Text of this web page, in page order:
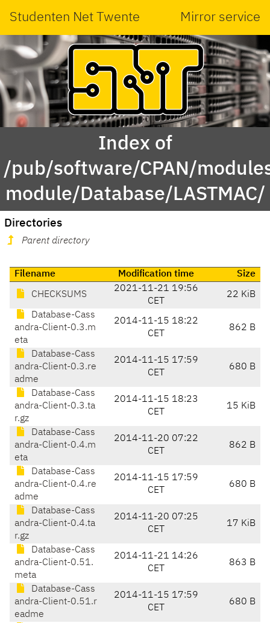
Studenten Net Twente Mirror service
Index of
/pub/software/CPAN/
module/Database/LASTMAC/
Directories
Parent directory
Filename Modification time Size
CHECKSUMS
2021-11-21 19:56
CET
22 KiB
Database-Cass
andra-Client-0.3.m
eta
2014-11-15 18:22
CET
862 B
Database-Cass
andra-Client-0.3.re
adme
2014-11-15 17:59
CET
680 B
Database-Cass
andra-Client-0.3.ta
r.gz
2014-11-15 18:23
CET
15 KiB
Database-Cass
andra-Client-0.4.m
eta
2014-11-20 07:22
CET
862 B
Database-Cass
andra-Client-0.4.re
adme
2014-11-15 17:59
CET
680 B
Database-Cass
andra-Client-0.4.ta
r.gz
2014-11-20 07:25
CET
17 KiB
Database-Cass
andra-Client-0.51.
meta
2014-11-21 14:26
CET
863 B
Database-Cass
andra-Client-0.51.r
eadme
2014-11-15 17:59
CET
680 B